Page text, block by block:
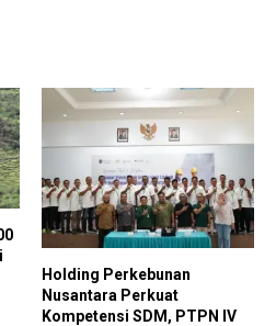
Holding Perkebunan
Nusantara Perkuat
Kompetensi SDM, PTPN IV